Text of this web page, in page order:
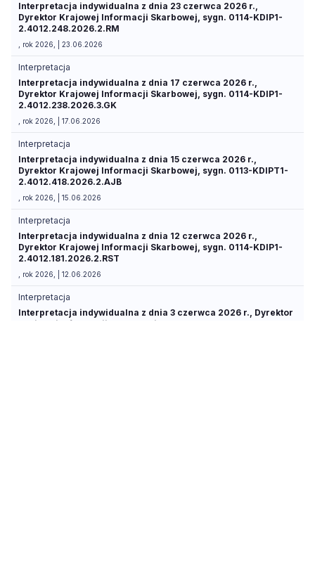
Interpretacja indywidualna z dnia 23 czerwca 2026 r.,
Dyrektor Krajowej Informacji Skarbowej, sygn. 0114-KDIP1-
2.4012.248.2026.2.RM
, rok 2026, | 23.06.2026
Interpretacja
Interpretacja indywidualna z dnia 17 czerwca 2026 r.,
Dyrektor Krajowej Informacji Skarbowej, sygn. 0114-KDIP1-
2.4012.238.2026.3.GK
, rok 2026, | 17.06.2026
Interpretacja
Interpretacja indywidualna z dnia 15 czerwca 2026 r.,
Dyrektor Krajowej Informacji Skarbowej, sygn. 0113-KDIPT1-
2.4012.418.2026.2.AJB
, rok 2026, | 15.06.2026
Interpretacja
Interpretacja indywidualna z dnia 12 czerwca 2026 r.,
Dyrektor Krajowej Informacji Skarbowej, sygn. 0114-KDIP1-
2.4012.181.2026.2.RST
, rok 2026, | 12.06.2026
Interpretacja
Interpretacja indywidualna z dnia 3 czerwca 2026 r., Dyrektor
Krajowej Informacji Skarbowej, sygn. 0112-KDIL1-